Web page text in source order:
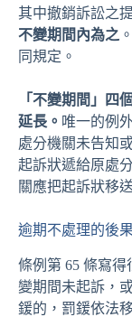
其中撤銷訴訟之
不變期間內為之
同規定。
「不變期間」四
延長。 唯一的例
處分機關未告知
起訴狀遞給原處
關應把起訴狀移
逾期不處理的後果
條例第 65 條寫
變期間未起訴，
鍰的，罰鍰依法